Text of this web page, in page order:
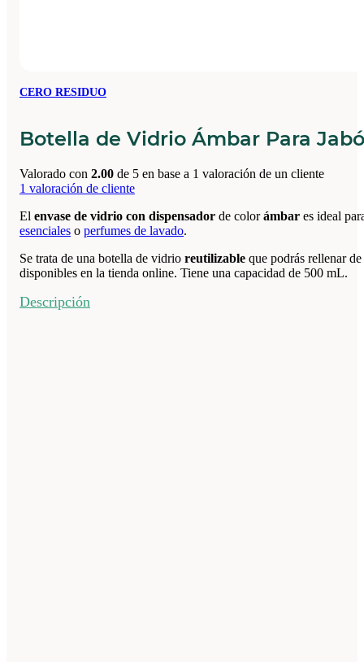
CERO RESIDUO
Botella de Vidrio Ámbar Para
Valorado con 2.00 de 5 en base a 1 valoración de un cliente
1 valoración de cliente
El envase de vidrio con dispensador de colorámbar es ideal
esenciales o perfumes de lavado.
Se trata de una botella de vidrio reutilizable que podrás rellenar
disponibles en la tienda online. Tiene una capacidad de 500 mL.
Descripción